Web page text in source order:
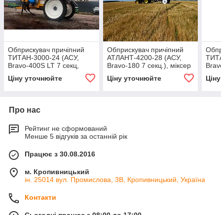
Обприскувач причіпний
ТИТАН-3000-24 (АСУ,
Bravo-400S LT 7 секц,
міксер 28 л, 3 розпилювачі
IDK, промивання
Ціну уточнюйте
Обприскувач причіпний
АТЛАНТ-4200-28 (АСУ,
Bravo-180 7 секц.), міксер
панель управл.)
Ціну уточнюйте
IDK
Про нас
Рейтинг не сформований
Менше 5 відгуків за останній рік
Працює з 30.08.2016
м. Кропивницький
ін. 25014 вул. Промислова, 3В, Кропивницький, Україна
Контакти